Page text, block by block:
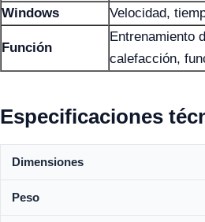
Windows Velocidad,
Función
Entrenamiento
calefacción,
Especificaciones
Dimensiones
Peso